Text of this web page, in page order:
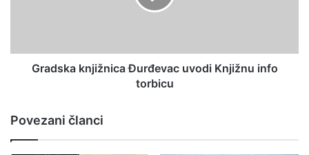
Gradska knjižnica Đurđevac uvodi Knjižnu info
torbicu
Povezani članci